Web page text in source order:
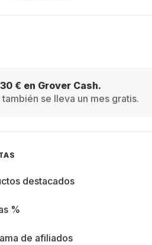
€ en Grover Cash.
se lleva un mes gratis.
destacados
%
de afiliados